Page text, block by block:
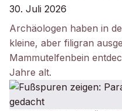
30. Juli 2026
Archäologen haben in
kleine, aber filigran
Mammutelfenbein
Jahre alt.